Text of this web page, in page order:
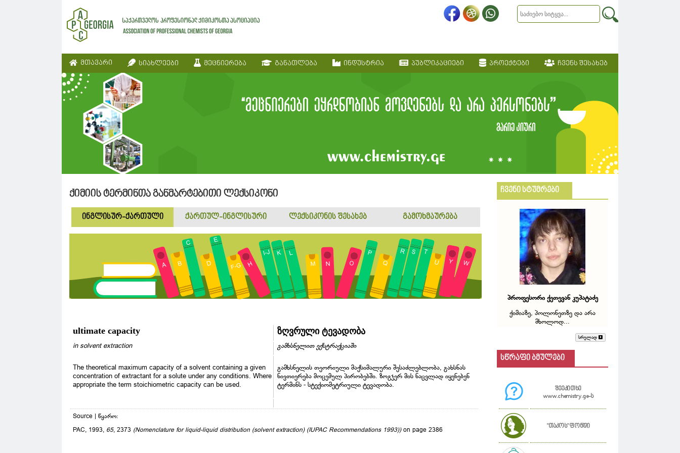
მთავარი სიახლეები მეცნიერება განათლება ინდუსტრია პუბლიკაციები პროექტები ჩვენს შესახებ
ქიმიის ტერმინთა განმარტებითი ლექსიკონი
ინგლისურ-ქართული ქართულ-ინგლისური ლექსიკონის შესახებ გამოხმაურება
ultimate capacity ზღვრული ტევადობა
in solvent extraction გამხსნელით ექსტრაქციაში
The theoretical maximum capacity of a solvent containing a given
concentration of extractant for a solute under any conditions. Where
appropriate the term stoichiometric capacity can be used.
გამხსნელის თეორიული მაქსიმალური შესაძლებლობა, გახსნას
ნივთიერება მოცემულ პირობებში. ზოგჯერ მის ნაცვლად იყენებენ
ტერმინს - სტექიომეტრიული ტევადობა.
Source | წყარო:
PAC, 1993, 65, 2373 (Nomenclature for liquid-liquid distribution (solvent extraction) (IUPAC Recommendations 1993)) on page 2386
ჩვენი სტუმრები
პროფესორი ქეთევან კუპატაძე
ქიმიაზე, პოლონეთზე და არა
მხოლოდ...
სრულად
სწრაფი ბმულები
შეეკითხე
www.chemistry.ge-ს
"თაკოს" ფონდი